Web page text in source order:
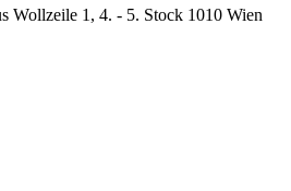
Wollzeile 1, 4. - 5. Stock 1010 Wien